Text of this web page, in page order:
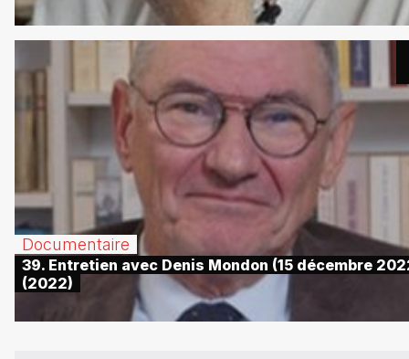
Documentaire
39. Entretien avec Denis Mondon (15 décembre
(2022)